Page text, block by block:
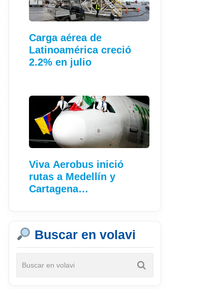
Carga aérea de
Latinoamérica creció
2.2% en julio
Viva Aerobus inició
rutas a Medellín y
Cartagena…
Buscar en volavi